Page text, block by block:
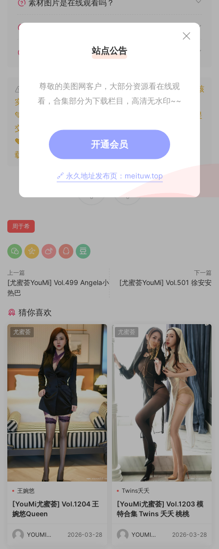
素材图片是在线观看吗？
遇见其他问题怎么办？
本文资源仅供个人参考学习，请勿批量搬运，一经核
实将封禁账号权限！
💚本文资源均来源网友分享，若侵犯了您的权益可以提
交工单处理。
🧡原文链接：
https://www.znjxg.com/600.html
载请注明出处。
0 0
周于希
上一篇
[尤蜜荟YouMi] Vol.499 Angela小
热巴
下一篇
[尤蜜荟YouMi] Vol.501 徐安安
猜你喜欢
尤蜜荟
王婉悠
[YouMi尤蜜荟] Vol.1204 王
婉悠Queen
YOUMI尤
2026-03-28
尤蜜荟
Twins夭夭
[YouMi尤蜜荟] Vol.1203 模
特合集 Twins 夭夭 桃桃
YOUMI尤
2026-03-28
站点公告
尊敬的美图网客户，大部分资源看在线观
看，合集部分为下载栏目，高清无水印~~
开通会员
🔗 永久地址发布页：meituw.top